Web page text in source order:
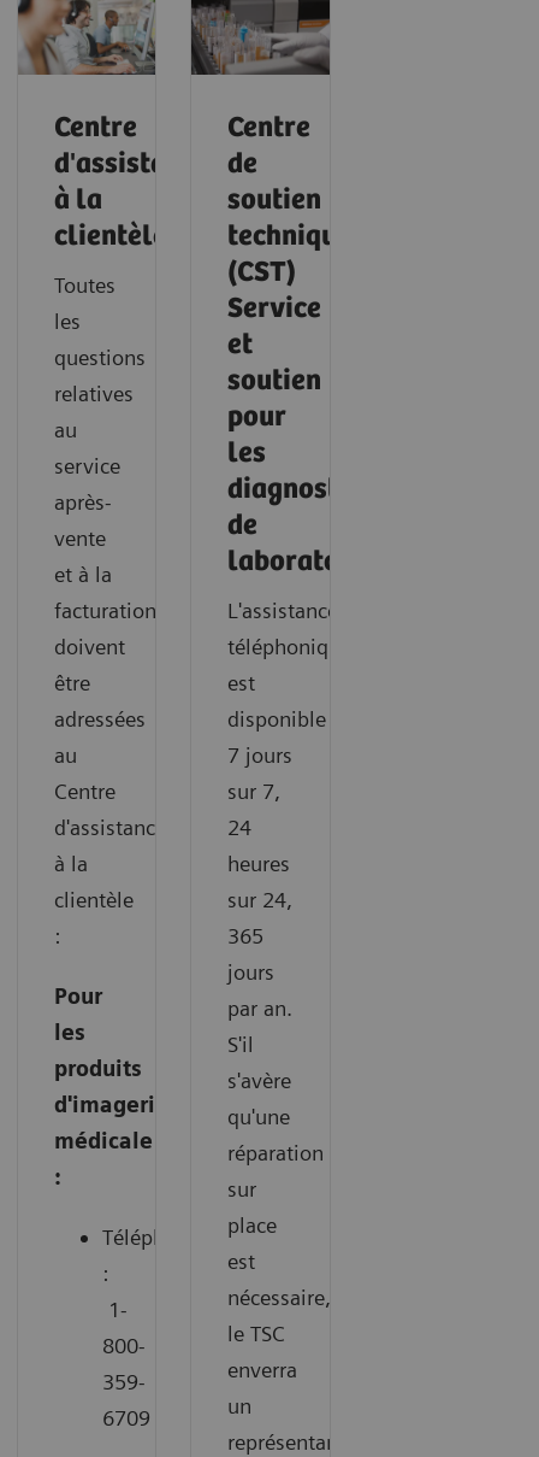
Centre
d'assistance
à la
clientèle
Toutes
les
questions
relatives
au
service
après-
vente
et à la
facturation
doivent
être
adressées
au
Centre
d'assistance
à la
clientèle
:
Pour
les
produits
d'imagerie
médicale
:
Téléphone
:
1-
800-
359-
6709
Centre
de
soutien
technique
(CST)
Service
et
soutien
pour
les
diagnostics
de
laboratoire
L'assistance
téléphonique
est
disponible
7 jours
sur 7,
24
heures
sur 24,
365
jours
par an.
S'il
s'avère
qu'une
réparation
sur
place
est
nécessaire,
le TSC
enverra
un
représentant